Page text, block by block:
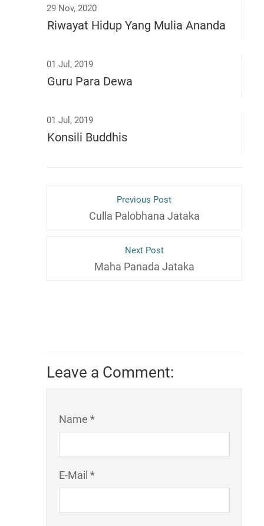
29 Nov, 2020
Riwayat Hidup Yang Mulia Ananda
01 Jul, 2019
Guru Para Dewa
01 Jul, 2019
Konsili Buddhis
Previous Post
Culla Palobhana Jataka
Next Post
Maha Panada Jataka
Leave a Comment:
Name *
E-Mail *